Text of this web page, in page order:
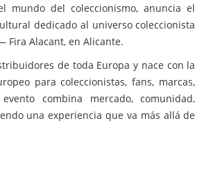
mundo del coleccionismo, anuncia el
dedicado al universo coleccionista
Fira Alacant, en Alicante.
de toda Europa y nace con la
para coleccionistas, fans, marcas,
combina mercado, comunidad,
una experiencia que va más allá de